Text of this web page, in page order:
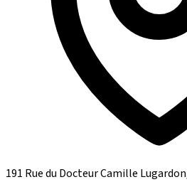
191 Rue du Docteur Camille